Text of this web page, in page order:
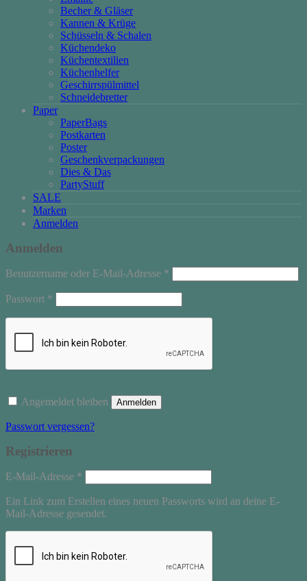
Becher & Gläser
Kannen & Krüge
Schüsseln & Schalen
Küchendeko
Küchentextilien
Küchenhelfer
Geschirrspülmittel
Schneidebretter
Paper
PaperBags
Postkarten
Poster
Geschenkverpackungen
Dies & Das
PartyStuff
SALE
Marken
Anmelden
Anmelden
Benutzername oder E-Mail-Adresse *
Passwort *
Angemeldet bleiben Anmelden
Passwort vergessen?
Registrieren
E-Mail-Adresse *
Ein Link zum Erstellen eines neuen Passworts wird an deine E-
Mail-Adresse gesendet.